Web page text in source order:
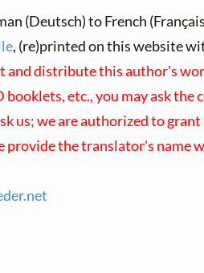
(Deutsch) to French
, (re)printed on this website
and distribute this author's
booklets, etc., you may ask the
us; we are authorized to
provide the translator's name
net